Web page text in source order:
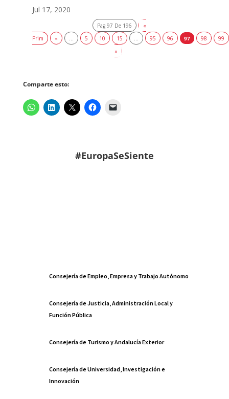
Jul 17, 2020
Pag 97 De 196
«
Prim
« ... 5 10 15 ... 95 96 97 98
99
»
Comparte esto:
#EuropaSeSiente
Consejería de Empleo, Empresa y Trabajo Autónomo
Consejería de Justicia, Administración Local y
Función Pública
Consejería de Turismo y Andalucía Exterior
Consejería de Universidad, Investigación e
Innovación